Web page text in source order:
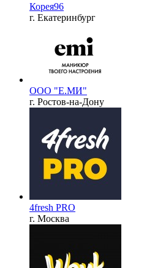
Корея96
г. Екатеринбург
ООО "Е.МИ"
г. Ростов-на-Дону
4fresh PRO
г. Москва